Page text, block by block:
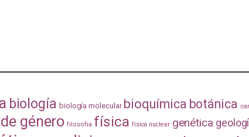
biología biología molecular bioquímica botánica
género filosofía física física nuclear genética